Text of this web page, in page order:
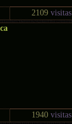
2109visitas
1940visitas